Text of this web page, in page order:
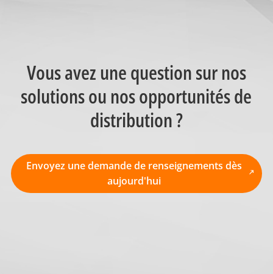
Vous avez une question sur nos
solutions ou nos opportunités de
distribution ?
Envoyez une demande de renseignements dès
aujourd'hui